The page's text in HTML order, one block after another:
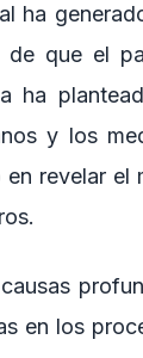
ha
de que el
ha
y los
revelar el
en los